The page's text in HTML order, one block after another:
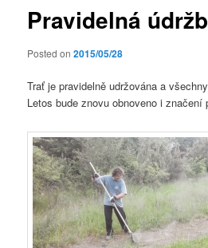
Pravidelná
Posted on2015/05/28
Trať je pravidelně udržována a
Letos bude znovu obnoveno i značení